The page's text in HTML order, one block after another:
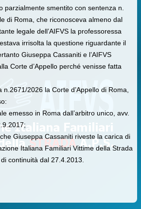
parzialmente smentito con sentenza n.
di Roma, che riconosceva almeno dal
legale dell’AIFVS la professoressa
irrisolta la questione riguardante il
Giuseppa Cassaniti e l’AIFVS
Corte d’Appello perché venisse fatta
n.2671/2026 la Corte d’Appello di Roma,
emesso in Roma dall’arbitro unico, avv.
che Giuseppa Cassaniti riveste la carica di
Italiana Familiari Vittime della Strada
continuità dal 27.4.2013.